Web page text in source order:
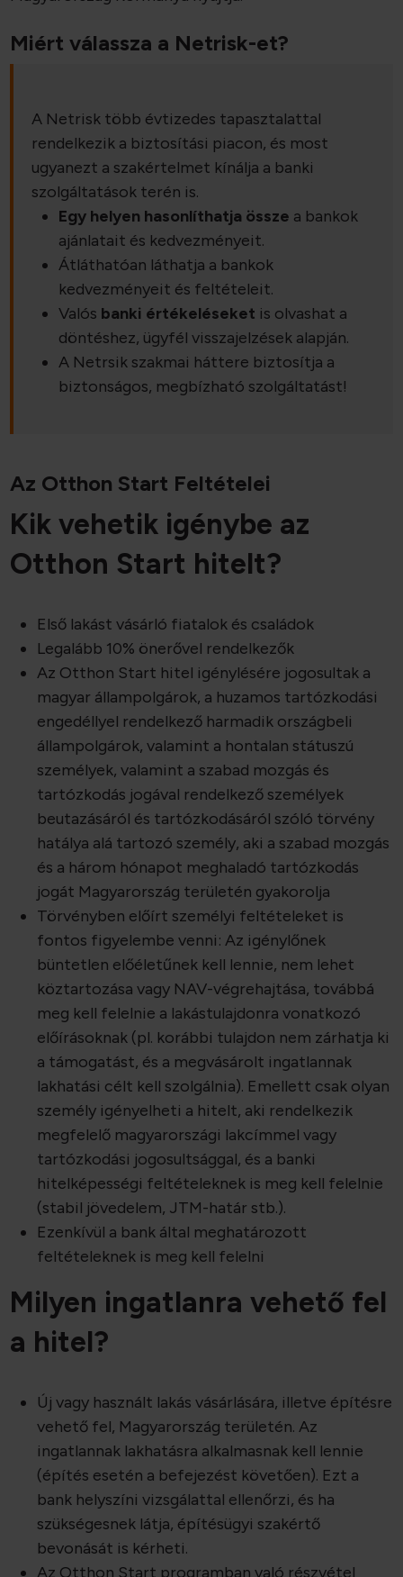
Miért válassza a Netrisk-et?
A Netrisk több évtizedes tapasztalattal
rendelkezik a biztosítási piacon, és most
ugyanezt a szakértelmet kínálja a banki
szolgáltatások terén is.
Egy helyen hasonlíthatja össze a bankok
ajánlatait és kedvezményeit.
Átláthatóan láthatja a bankok
kedvezményeit és feltételeit.
Valós banki értékeléseket is olvashat a
döntéshez, ügyfél visszajelzések alapján.
A Netrsik szakmai háttere biztosítja a
biztonságos, megbízható szolgáltatást!
Az Otthon Start Feltételei
Kik vehetik igénybe az
Otthon Start hitelt?
Első lakást vásárló fiatalok és családok
Legalább 10% önerővel rendelkezők
Az Otthon Start hitel igénylésére jogosultak a
magyar állampolgárok, a huzamos tartózkodási
engedéllyel rendelkező harmadik országbeli
állampolgárok, valamint a hontalan státuszú
személyek, valamint a szabad mozgás és
tartózkodás jogával rendelkező személyek
beutazásáról és tartózkodásáról szóló törvény
hatálya alá tartozó személy, aki a szabad mozgás
és a három hónapot meghaladó tartózkodás
jogát Magyarország területén gyakorolja
Törvényben előírt személyi feltételeket is
fontos figyelembe venni: Az igénylőnek
büntetlen előéletűnek kell lennie, nem lehet
köztartozása vagy NAV-végrehajtása, továbbá
meg kell felelnie a lakástulajdonra vonatkozó
előírásoknak (pl. korábbi tulajdon nem zárhatja ki
a támogatást, és a megvásárolt ingatlannak
lakhatási célt kell szolgálnia). Emellett csak olyan
személy igényelheti a hitelt, aki rendelkezik
megfelelő magyarországi lakcímmel vagy
tartózkodási jogosultsággal, és a banki
hitelképességi feltételeknek is meg kell felelnie
(stabil jövedelem, JTM-határ stb.).
Ezenkívül a bank által meghatározott
feltételeknek is meg kell felelni
Milyen ingatlanra vehető fel
a hitel?
Új vagy használt lakás vásárlására, illetve építésre
vehető fel, Magyarország területén. Az
ingatlannak lakhatásra alkalmasnak kell lennie
(építés esetén a befejezést követően). Ezt a
bank helyszíni vizsgálattal ellenőrzi, és ha
szükségesnek látja, építésügyi szakértő
bevonását is kérheti.
Az Otthon Start programban való részvétel